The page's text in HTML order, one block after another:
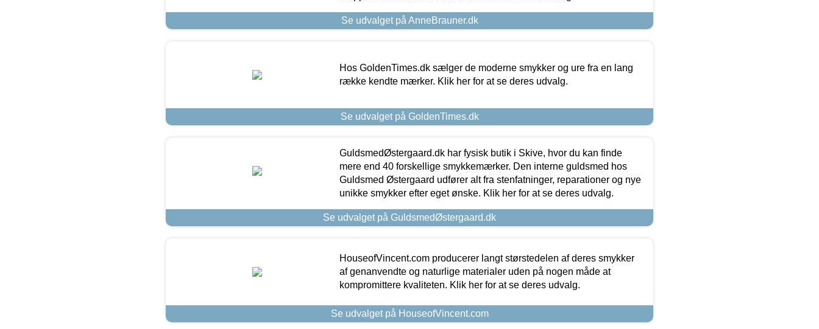
Se udvalget på AnneBrauner.dk
Hos GoldenTimes.dk sælger de moderne smykker og ure fra en lang
række kendte mærker. Klik her for at se deres udvalg.
Se udvalget på GoldenTimes.dk
GuldsmedØstergaard.dk har fysisk butik i Skive, hvor du kan finde
mere end 40 forskellige smykkemærker. Den interne guldsmed hos
Guldsmed Østergaard udfører alt fra stenfatninger, reparationer og nye
unikke smykker efter eget ønske. Klik her for at se deres udvalg.
Se udvalget på GuldsmedØstergaard.dk
HouseofVincent.com producerer langt størstedelen af deres smykker
af genanvendte og naturlige materialer uden på nogen måde at
kompromittere kvaliteten. Klik her for at se deres udvalg.
Se udvalget på HouseofVincent.com